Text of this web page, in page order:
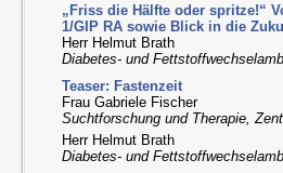
„Friss die Hälfte oder spritze!“
1/GIP RA sowie Blick in die
Herr Helmut Brath
Diabetes- und
Teaser: Fastenzeit
Frau Gabriele Fischer
Suchtforschung und Therapie,
Herr Helmut Brath
Diabetes- und